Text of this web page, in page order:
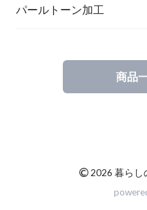
一筆箋
ハンドメイドキット
パールトーン加工
商品
© 2026 暮らし